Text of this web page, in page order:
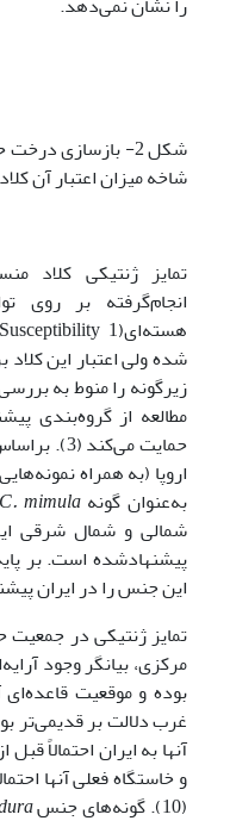
شکل 2- بازسازی
شاخه میزان اعتبار آن
تمایز ژنتیکی کلاد
شده ولی اعتبار این کلاد
مطالعه از گروه‌بندی
حمایت
اروپا (به همراه
به‌عنوان گونهC. mimula
شمالی و شمال شرقی
پیشنهادشده است. بر
این جنس را در ایران
تمایز ژنتیکی در
مرکزی، بیانگر وجود
بوده و موقعیت
غرب دلالت بر قدیمی‌تر
آنها به ایران احتمالاً
و خاستگاه فعلی آنها
(10). گونه‌های جنس